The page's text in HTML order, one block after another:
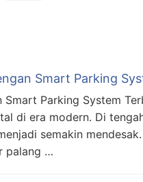
Smart Parking
Parking System
di era modern. Di
semakin
palang …